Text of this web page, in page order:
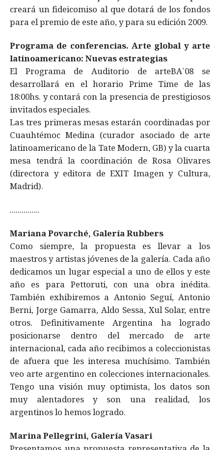
creará un fideicomiso al que dotará de los fondos
para el premio de este año, y para su edición 2009.
Programa de conferencias. Arte global y arte
latinoamericano: Nuevas estrategias
El Programa de Auditorio de arteBA`08 se
desarrollará en el horario Prime Time de las
18:00hs. y contará con la presencia de prestigiosos
invitados especiales.
Las tres primeras mesas estarán coordinadas por
Cuauhtémoc Medina (curador asociado de arte
latinoamericano de la Tate Modern, GB) y la cuarta
mesa tendrá la coordinación de Rosa Olivares
(directora y editora de EXIT Imagen y Cultura,
Madrid).
...............
Mariana Povarché, Galería Rubbers
Como siempre, la propuesta es llevar a los
maestros y artistas jóvenes de la galería. Cada año
dedicamos un lugar especial a uno de ellos y este
año es para Pettoruti, con una obra inédita.
También exhibiremos a Antonio Seguí, Antonio
Berni, Jorge Gamarra, Aldo Sessa, Xul Solar, entre
otros. Definitivamente Argentina ha logrado
posicionarse dentro del mercado de arte
internacional, cada año recibimos a coleccionistas
de afuera que les interesa muchísimo. También
veo arte argentino en colecciones internacionales.
Tengo una visión muy optimista, los datos son
muy alentadores y son una realidad, los
argentinos lo hemos logrado.
Marina Pellegrini, Galería Vasari